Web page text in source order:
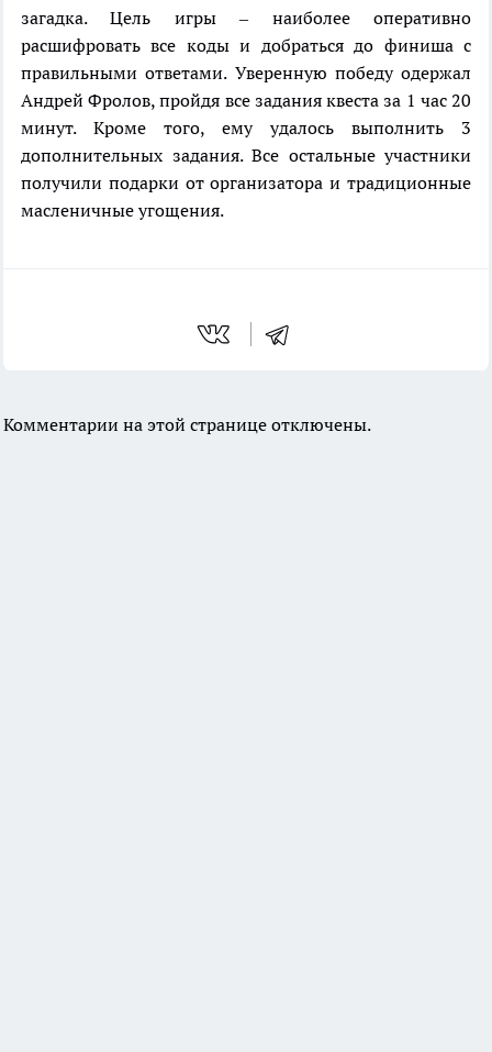
загадка. Цель игры – наиболее оперативно
расшифровать все коды и добраться до финиша с
правильными ответами. Уверенную победу одержал
Андрей Фролов, пройдя все задания квеста за 1 час 20
минут. Кроме того, ему удалось выполнить 3
дополнительных задания. Все остальные участники
получили подарки от организатора и традиционные
масленичные угощения.
Комментарии на этой странице отключены.